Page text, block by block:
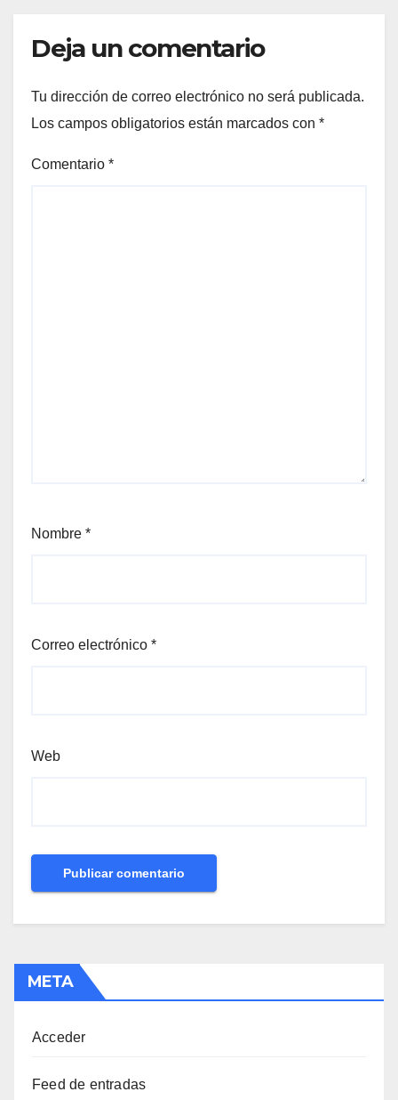
Deja un comentario
Tu dirección de correo electrónico no será publicada.
Los campos obligatorios están marcados con *
Comentario *
Nombre *
Correo electrónico *
Web
META
Acceder
Feed de entradas